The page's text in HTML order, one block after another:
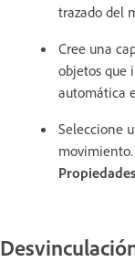
trazado del
Cree una
objetos que
automática
Seleccione